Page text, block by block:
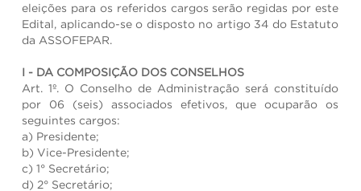
eleições para os referidos cargos serão regidas por este
Edital, aplicando-se o disposto no artigo 34 do Estatuto
da ASSOFEPAR.
I - DA COMPOSIÇÃO DOS CONSELHOS
Art. 1º. O Conselho de Administração será constituído
por 06 (seis) associados efetivos, que ocuparão os
seguintes cargos:
a) Presidente;
b) Vice-Presidente;
c) 1° Secretário;
d) 2° Secretário;